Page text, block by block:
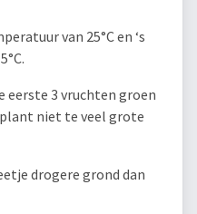
van 25°C en ‘s
eerste 3 vruchten groen
niet te veel grote
drogere grond dan